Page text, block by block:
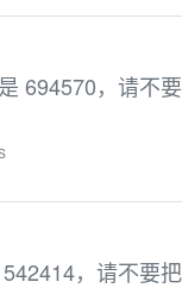
694570，请不
，请不要